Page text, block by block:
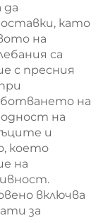
като
на
са
с пресния
на
на
и
което
на
включва
за